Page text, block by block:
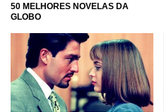
50 MELHORES NOVELAS DA
GLOBO